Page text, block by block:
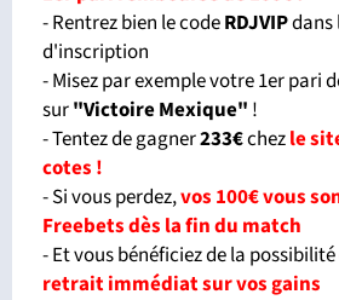
- Rentrez bien le codeRDJVIP
d'inscription
- Misez par exemple votre 1er pari
sur"Victoire Mexique" !
- Tentez de gagner233€chezle
cotes !
- Si vous perdez,vos 100€ vous
Freebets dès la fin du match
- Et vous bénéficiez de la possibilité
retrait immédiat sur vos gains